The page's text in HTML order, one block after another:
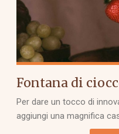
Fontana di
Per dare un tocco di
aggiungi una magnifica